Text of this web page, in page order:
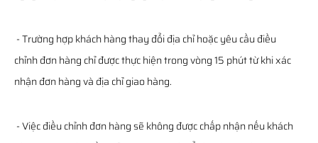
- Trường hợp khách hàng thay đổi địa chỉ hoặc yêu cầu điều
chỉnh đơn hàng chỉ được thực hiện trong vòng 15 phút từ khi xác
nhận đơn hàng và địa chỉ giao hàng.
- Việc điều chỉnh đơn hàng sẽ không được chấp nhận nếu khách